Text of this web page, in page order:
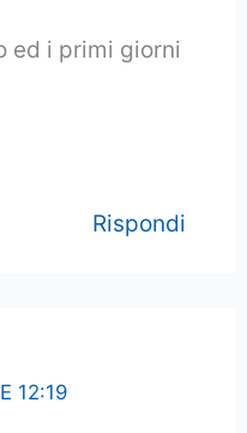
ed i primi giorni
Rispondi
12:19